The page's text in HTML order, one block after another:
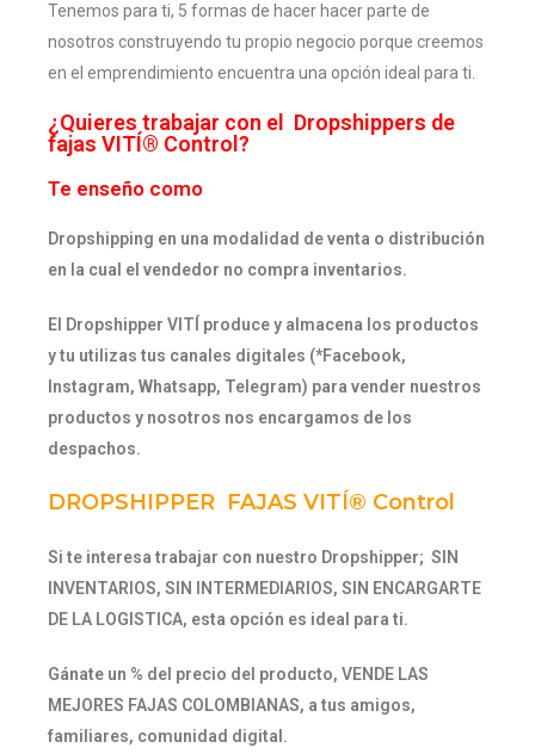
Tenemos para ti, 5 formas de hacer hacer parte de
nosotros construyendo tu propio negocio porque creemos
en el emprendimiento encuentra una opción ideal para ti.
¿Quieres trabajar con el Dropshippers de
fajas VITÍ® Control?
Te enseño como
Dropshipping en una modalidad de venta o distribución
en la cual el vendedor no compra inventarios.
El Dropshipper VITÍ produce y almacena los productos
y tu utilizas tus canales digitales (*Facebook,
Instagram, Whatsapp, Telegram) para vender nuestros
productos y nosotros nos encargamos de los
despachos.
DROPSHIPPER FAJAS VITÍ® Control
Si te interesa trabajar con nuestro Dropshipper; SIN
INVENTARIOS, SIN INTERMEDIARIOS, SIN ENCARGARTE
DE LA LOGISTICA, esta opción es ideal para ti.
Gánate un % del precio del producto, VENDE LAS
MEJORES FAJAS COLOMBIANAS, a tus amigos,
familiares, comunidad digital.